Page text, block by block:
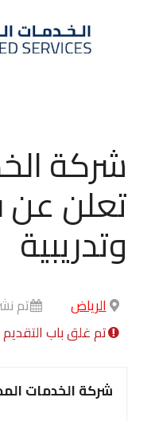
شركة
تعلن
وتدريبية
الرياض
تم
تم غلق باب التقديم
شركة الخدمات